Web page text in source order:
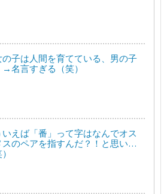
の子は人間を育てている、男の子
→名言すぎる（笑）
いえば「番」って字はなんでオス
スのペアを指すんだ？！と思い…